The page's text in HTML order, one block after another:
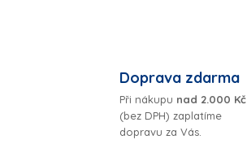
Doprava zdarma
Při nákupu nad 2.000 Kč
(bez DPH) zaplatíme
dopravu za Vás.